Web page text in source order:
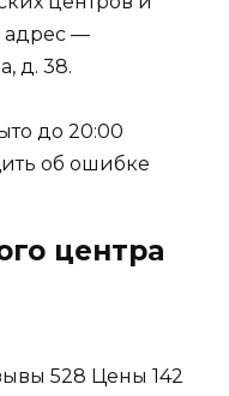
адрес —
д. 38.
до 20:00
об ошибке
центра
528 Цены 142